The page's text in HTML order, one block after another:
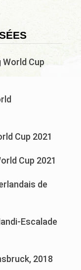
Cup
Cup 2021
Cup 2021
de
Escalade
2018